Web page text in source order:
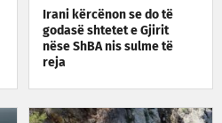
Irani kërcënon se do të
godasë shtetet e Gjirit
nëse ShBA nis sulme të
reja